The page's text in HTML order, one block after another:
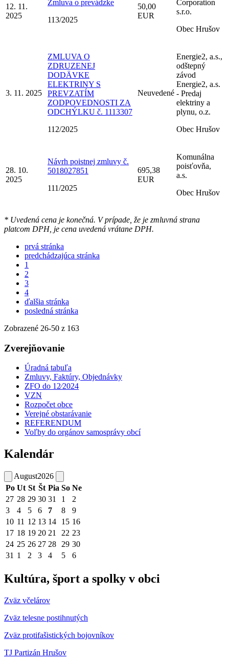
12. 11.
2025
Zmluva o prevádzke
113/2025
50,00
EUR
Corporation
s.r.o.
Obec Hrušov
3. 11. 2025
ZMLUVA O
ZDRUZENEJ
DODÄVKE
ELEKTRINY S
PREVZATÍM
ZODPOVEDNOSTI ZA
ODCHÝLKU č. 1113307
112/2025
Neuvedené
Energie2, a.s.,
odštepný
závod
Energie2, a.s.
- Predaj
elektriny a
plynu, o.z.
Obec Hrušov
28. 10.
2025
Návrh poistnej zmluvy č.
5018027851
111/2025
695,38
EUR
Komunálna
poisťovňa,
a.s.
Obec Hrušov
* Uvedená cena je konečná. V prípade, že je zmluvná strana
platcom DPH, je cena uvedená vrátane DPH.
prvá stránka
predchádzajúca stránka
1
2
3
4
ďalšia stránka
posledná stránka
Zobrazené 26-50 z 163
Zverejňovanie
Úradná tabuľa
Zmluvy, Faktúry, Objednávky
ZFO do 12⁄2024
VZN
Rozpočet obce
Verejné obstarávanie
REFERENDUM
Voľby do orgánov samosprávy obcí
Kalendár
August2026
Po Ut St Št Pia So Ne
27 28 29 30 31 1
2
3
4 5 6 7 8
9
10 11 12 13 14 15 16
17 18 19 20 21 22 23
24 25 26 27 28 29 30
31 1 2 3 4 5 6
Kultúra, šport a spolky v obci
Zväz včelárov
Zväz telesne postihnutých
Zväz protifašistických bojovníkov
TJ Partizán Hrušov